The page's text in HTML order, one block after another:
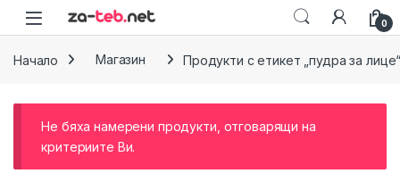
Skip to navigation
Skip to content
0
Начало Магазин Продукти с етикет „пудра за
Не бяха намерени продукти, отговарящи на
критериите Ви.